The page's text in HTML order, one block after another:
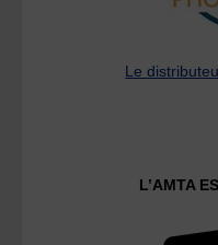
Le
L’AMTA